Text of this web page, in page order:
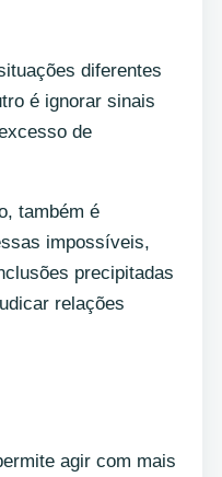
diferentes
é ignorar sinais
de
também é
impossíveis,
precipitadas
relações
agir com mais